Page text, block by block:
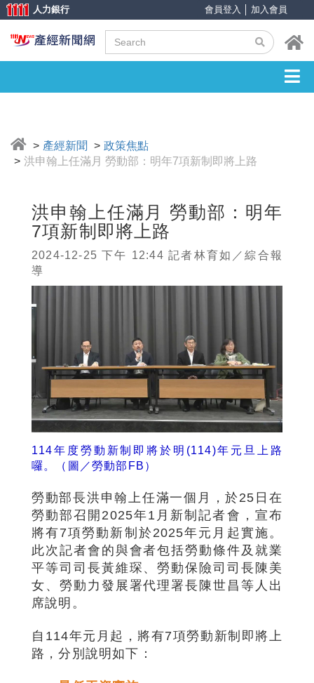
會員登入 加入會員
人力銀行
產經新聞
政策焦點
洪申翰上任滿月 勞動部：明年7項新制即將上路
洪申翰上任滿月 勞動部：明年
7項新制即將上路
2024-12-25 下午 12:44 記者林育如／綜合報
導
114年度勞動新制即將於明(114)年元旦上路
囉。（圖／勞動部FB）
勞動部長洪申翰上任滿一個月，於25日在
勞動部召開2025年1月新制記者會，宣布
將有7項勞動新制於2025年元月起實施。
此次記者會的與會者包括勞動條件及就業
平等司司長黃維琛、勞動保險司司長陳美
女、勞動力發展署代理署長陳世昌等人出
席說明。
自114年元月起，將有7項勞動新制即將上
路，分別說明如下：